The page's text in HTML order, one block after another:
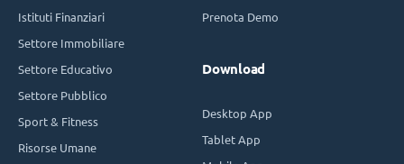
Istituti Finanziari
Settore Immobiliare
Settore Educativo
Settore Pubblico
Sport & Fitness
Risorse Umane
Prenota Demo
Download
Desktop App
Tablet App